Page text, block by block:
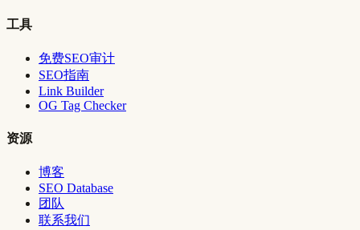
工具
免费SEO审计
SEO指南
Link Builder
OG Tag Checker
资源
博客
SEO Database
团队
联系我们